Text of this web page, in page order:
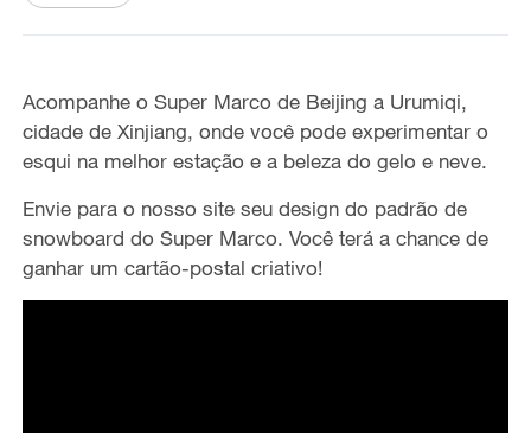
Acompanhe o Super Marco de Beijing a Urumiqi,
cidade de Xinjiang, onde você pode experimentar o
esqui na melhor estação e a beleza do gelo e neve.
Envie para o nosso site seu design do padrão de
snowboard do Super Marco. Você terá a chance de
ganhar um cartão-postal criativo!